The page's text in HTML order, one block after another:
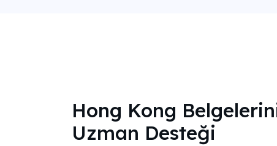
Hong Kong
Uzman Desteği